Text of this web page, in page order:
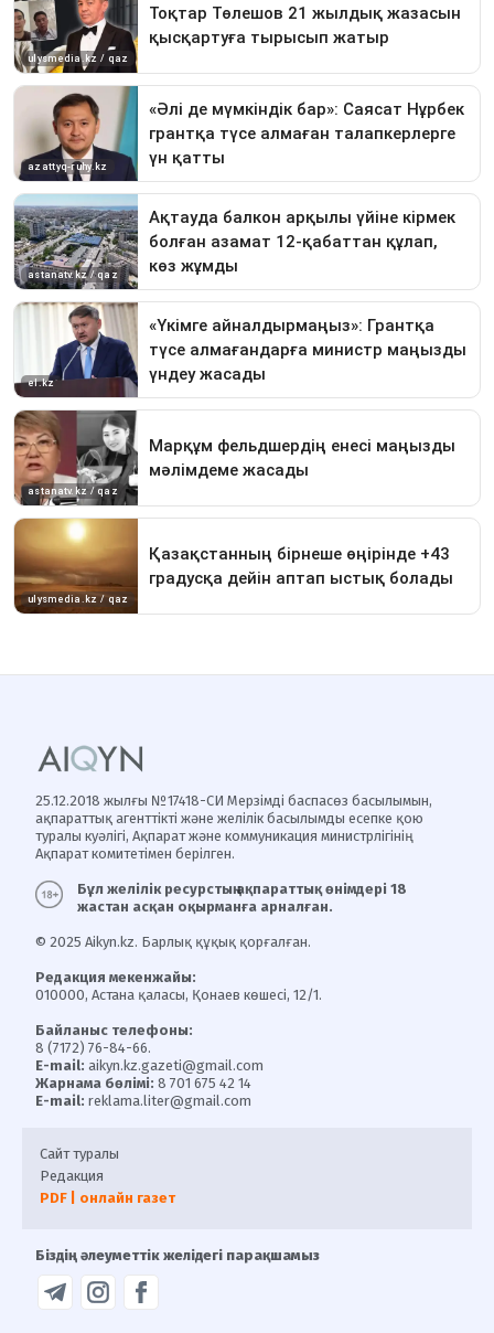
25.12.2018 жылғы №17418-СИ Мерзімді баспасөз басылымын,
ақпараттық агенттікті және желілік басылымды есепке қою
туралы куәлігі, Ақпарат және коммуникация министрлігінің
Ақпарат комитетімен берілген.
Бұл желілік ресурстың ақпараттық өнімдері 18
жастан асқан оқырманға арналған.
© 2025 Aikyn.kz. Барлық құқық қорғалған.
Редакция мекенжайы:
010000, Астана қаласы, Қонаев көшесі, 12/1.
Байланыс телефоны:
8 (7172) 76-84-66.
E-mail: aikyn.kz.gazeti@gmail.com
Жарнама бөлімі: 8 701 675 42 14
E-mail: reklama.liter@gmail.com
Сайт туралы
Редакция
PDF | онлайн газет
Біздің әлеуметтік желідегі парақшамыз